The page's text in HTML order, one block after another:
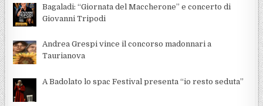
Bagaladi: “Giornata del Maccherone” e concerto di
Giovanni Tripodi
Andrea Grespi vince il concorso madonnari a
Taurianova
A Badolato lo spac Festival presenta “io resto seduta”